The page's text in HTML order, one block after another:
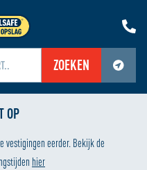
ZOEKEN
locatiediensten zijn uitgeschakeld.
in om deze functie te gebruiken.
OP
vestigingen eerder. Bekijk de
hier